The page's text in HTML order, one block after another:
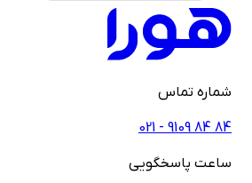
تماس
021 - ‎9109‎ ‎84‎
پاسخگویی